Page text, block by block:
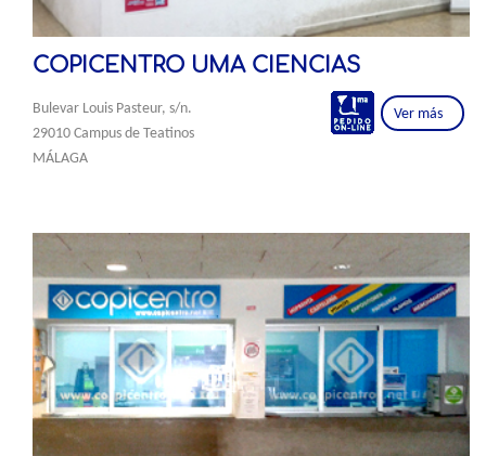
COPICENTRO UMA CIENCIAS
Bulevar Louis Pasteur, s/n.
29010 Campus de Teatinos
MÁLAGA
Ver más